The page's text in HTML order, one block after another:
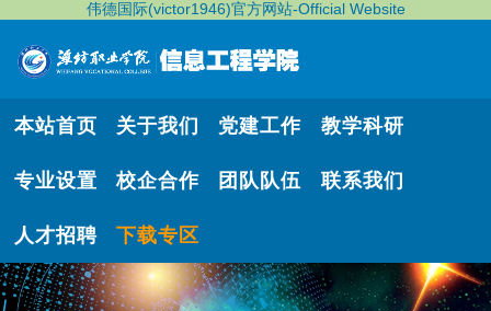
伟德国际(victor1946)官方网站-Official Website
本站首页 关于我们 党建工作 教学科研
专业设置 校企合作 团队队伍 联系我们
人才招聘 下载专区